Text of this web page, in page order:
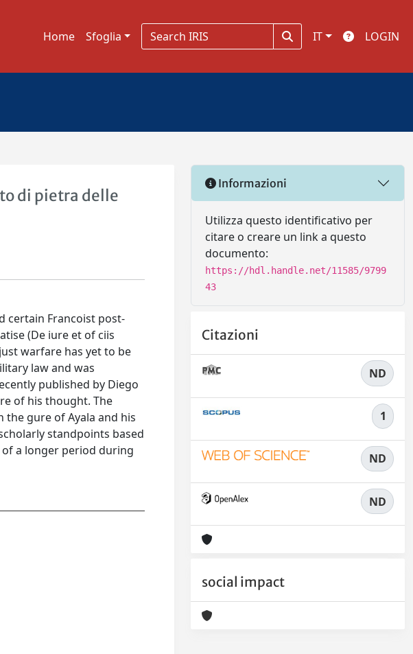
Home Sfoglia IT LOGIN
di pietra delle
certain Francoist post-
(De iure et of ciis
warfare has yet to be
law and was
published by Diego
of his thought. The
gure of Ayala and his
standpoints based
a longer period during
Informazioni
Utilizza questo identificativo per
citare o creare un link a questo
documento:
https://hdl.handle.net/11585/9799
43
Citazioni
ND
1
ND
ND
social impact